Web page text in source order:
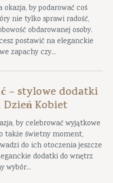
by podarować coś
nie tylko sprawi radość,
obdarowanej osoby.
postawić na eleganckie
zapachy czy...
– stylowe dodatki
Kobiet
by celebrować wyjątkowe
także świetny moment,
do ich otoczenia jeszcze
dodatki do wnętrz
wybór...